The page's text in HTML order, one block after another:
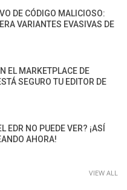
DE CÓDIGO MALICIOSO:
VARIANTES EVASIVAS DE
EL MARKETPLACE DE
SEGURO TU EDITOR DE
EDR NO PUEDE VER? ¡ASÍ
AHORA!
VIEW ALL